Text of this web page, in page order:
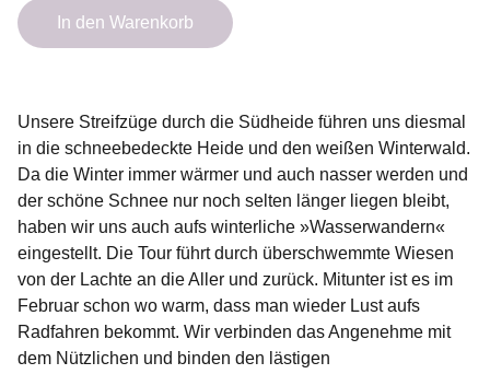
In den Warenkorb
Unsere Streifzüge durch die Südheide führen uns diesmal
in die schneebedeckte Heide und den weißen Winterwald.
Da die Winter immer wärmer und auch nasser werden und
der schöne Schnee nur noch selten länger liegen bleibt,
haben wir uns auch aufs winterliche »Wasserwandern«
eingestellt. Die Tour führt durch überschwemmte Wiesen
von der Lachte an die Aller und zurück. Mitunter ist es im
Februar schon wo warm, dass man wieder Lust aufs
Radfahren bekommt. Wir verbinden das Angenehme mit
dem Nützlichen und binden den lästigen